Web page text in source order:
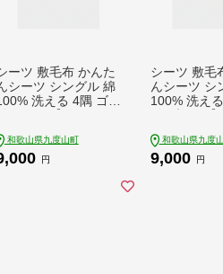
ーツ 敷毛布 かんた
シーツ シングル 綿
洗える 4隅 ゴム
和歌山県九度山町
円
シーツ 敷毛
んシーツ シ
100% 洗え
和歌山県九度山
9,000 円